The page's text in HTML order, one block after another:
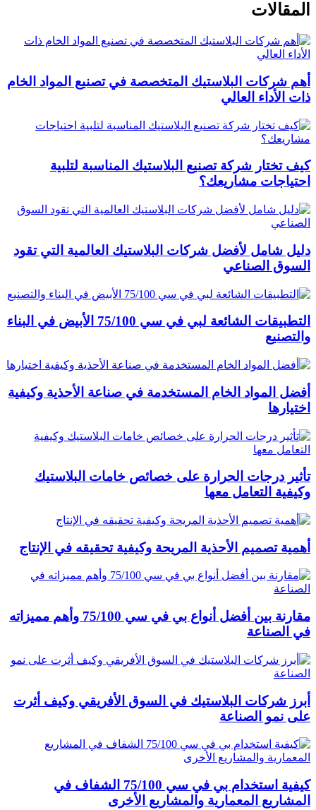
المقالات
أهم شركات البلاستيك المتخصصة في تصنيع المواد الخام
ذات الأداء العالي
كيف تختار شركة تصنيع البلاستيك المناسبة لتلبية
احتياجات مشاريعك؟
دليل شامل لأفضل شركات البلاستيك العالمية التي تقود
السوق الصناعي
التطبيقات الشائعة لبي في سي 75/100 الأبيض في البناء
والتصنيع
أفضل المواد الخام المستخدمة في صناعة الأحذية وكيفية
اختيارها
تأثير درجات الحرارة على خصائص خامات البلاستيك
وكيفية التعامل معها
أهمية تصميم الأحذية المريحة وكيفية تحقيقه في الإنتاج
مقارنة بين أفضل أنواع بي في سي 75/100 وأهم مميزاته
في الصناعة
أبرز شركات البلاستيك في السوق الأفريقي وكيف أثرت
على نمو الصناعة
كيفية استخدام بي في سي 75/100 الشفاف في
المشاريع المعمارية والمشاريع الأخرى